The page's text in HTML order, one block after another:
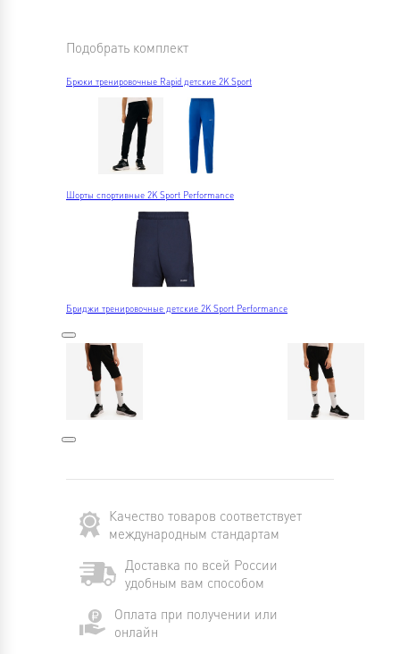
Подобрать комплект
Брюки тренировочные Rapid детские 2K Sport
Шорты спортивные 2K Sport Performance
Бриджи тренировочные детские 2K Sport Performance
Качество товаров соответствует
международным стандартам
Доставка по всей России
удобным вам способом
Оплата при получении или
онлайн